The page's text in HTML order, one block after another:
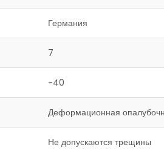
Германия
7
-40
Деформационная
Не допускаются трещины